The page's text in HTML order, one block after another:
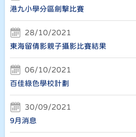
港九小學分區劍擊比賽
28/10/2021
東海留倩影親子攝影比賽結果
06/10/2021
百佳綠色學校計劃
30/09/2021
9月消息